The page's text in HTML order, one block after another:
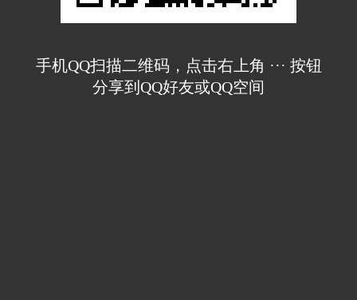
手机QQ扫描二维码，点击右上角 ··· 按钮
分享到QQ好友或QQ空间